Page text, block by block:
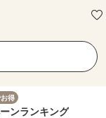
得
ンランキング